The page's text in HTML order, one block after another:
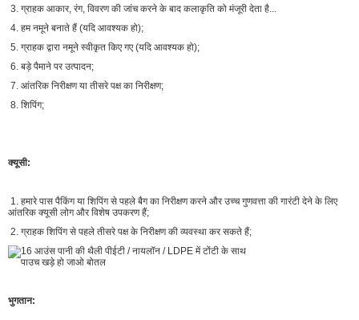
3. ग्राहक आकार, रंग, विवरण की जांच करने के बाद कलाकृति को मंजूरी देता है...
4. हम नमूने बनाते हैं (यदि आवश्यक हो);
5. ग्राहक द्वारा नमूने स्वीकृत किए गए (यदि आवश्यक हो);
6. बड़े पैमाने पर उत्पादन;
7. आंतरिक निरीक्षण या तीसरे पक्ष का निरीक्षण;
8. शिपिंग;
क्यूसी:
1. हमारे पास पैकिंग या शिपिंग से पहले बैग का निरीक्षण करने और उच्च गुणवत्ता की गारंटी देने के लिए
आंतरिक क्यूसी लोग और विशेष उपकरण हैं;
2. ग्राहक शिपिंग से पहले तीसरे पक्ष के निरीक्षण की व्यवस्था कर सकते हैं;
भुगतान: